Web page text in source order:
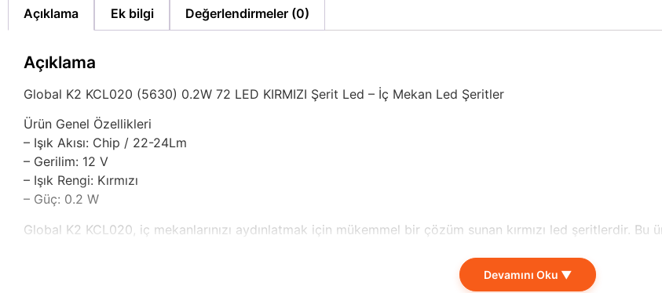
Açıklama Ek bilgi Değerlendirmeler (0)
Açıklama
Global K2 KCL020 (5630) 0.2W 72 LED KIRMIZI Şerit Led – İç Mekan Led Şeritler
Ürün Genel Özellikleri
– Işık Akısı: Chip / 22-24Lm
– Gerilim: 12 V
– Işık Rengi: Kırmızı
– Güç: 0.2 W
Global K2 KCL020, iç mekanlarınızı aydınlatmak için mükemmel bir çözüm sunan kırmızı led şeritlerdir.
Devamını Oku ▼